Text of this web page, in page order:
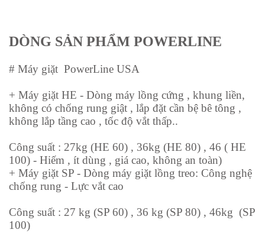
DÒNG SẢN PHẨM POWERLINE
# Máy giặt PowerLine USA
+ Máy giặt HE - Dòng máy lồng cứng , khung liền,
không có chống rung giật , lắp đặt cần bệ bê tông ,
không lắp tầng cao , tốc độ vắt thấp..
Công suất : 27kg (HE 60) , 36kg (HE 80) , 46 ( HE
100) - Hiếm , ít dùng , giá cao, không an toàn)
+ Máy giặt SP - Dòng máy giặt lồng treo: Công nghệ
chống rung - Lực vắt cao
Công suất : 27 kg (SP 60) , 36 kg (SP 80) , 46kg (SP
100)